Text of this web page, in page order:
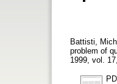
Battisti,
problem of
1999, vol.